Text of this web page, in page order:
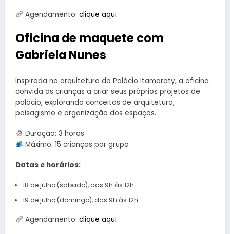
Agendamento:clique aqui
Oficina de maquete com
Gabriela Nunes
Inspirada na arquitetura do Palácio Itamaraty, a oficina
convida as crianças a criar seus próprios projetos de
palácio, explorando conceitos de arquitetura,
paisagismo e organização dos espaços.
Duração: 3 horas
Máximo: 15 crianças por grupo
Datas e horários:
18 de julho (sábado), das 9h às 12h
19 de julho (domingo), das 9h às 12h
Agendamento:clique aqui